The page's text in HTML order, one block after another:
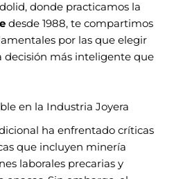
donde practicamos la
desde 1988, te compartimos
por las que elegir
decisión más inteligente que
en la Industria Joyera
ha enfrentado críticas
que incluyen minería
laborales precarias y